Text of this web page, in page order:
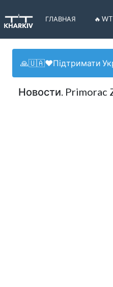
ГЛАВНАЯ 🔥
🙏🇺🇦❤️Підтримати
Новости. Primorac